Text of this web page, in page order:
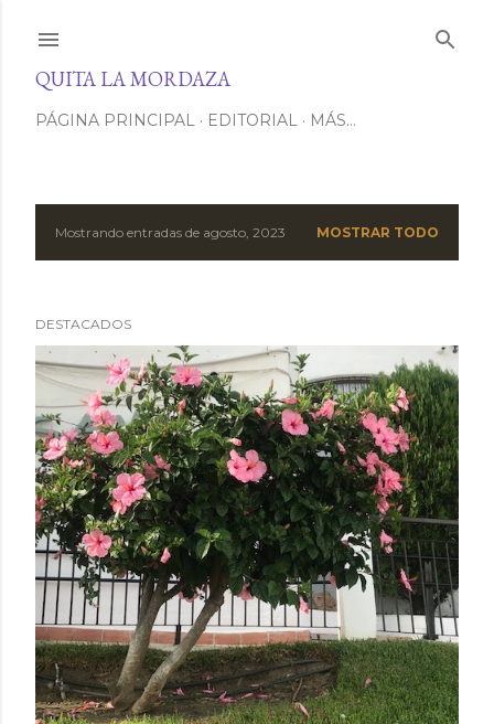
QUITA LA MORDAZA
PÁGINA PRINCIPAL EDITORIAL MÁS…
E
t
r
a
d
a
s
Mostrando entradas de agosto, 2023 MOSTRAR TODO
DESTACADOS